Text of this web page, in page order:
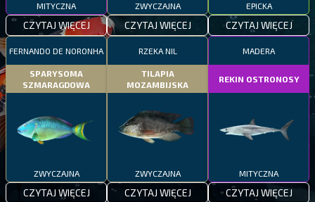
MITYCZNA
CZYTAJ WIĘCEJ
ZWYCZAJNA
CZYTAJ WIĘCEJ
EPICKA
CZYTAJ WIĘCEJ
FERNANDO DE NORONHA
SPARYSOMA
SZMARAGDOWA
ZWYCZAJNA
CZYTAJ WIĘCEJ
RZEKA NIL
TILAPIA
MOZAMBIJSKA
ZWYCZAJNA
CZYTAJ WIĘCEJ
MADERA
REKIN OSTRONOSY
MITYCZNA
CZYTAJ WIĘCEJ